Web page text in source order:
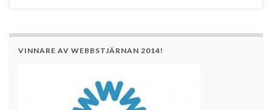
VINNARE AV WEBBSTJÄRNAN 2014!